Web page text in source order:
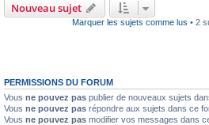
Nouveau sujet
Marquer les sujets comme lus • 2
PERMISSIONS DU FORUM
Vous ne pouvez pas publier de nouveaux sujets
Vous ne pouvez pas répondre aux sujets dans ce
Vous ne pouvez pas modifier vos messages dans